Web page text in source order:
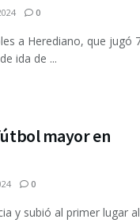
0
a Herediano, que jugó
ida de ...
mayor en
0
y subió al primer lugar